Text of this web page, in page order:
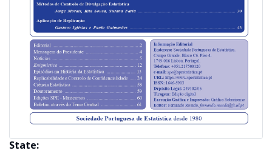
State: